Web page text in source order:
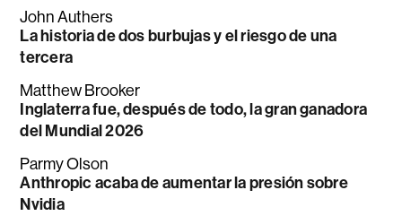
John Authers
La historia de dos burbujas y el riesgo de una
tercera
Matthew Brooker
Inglaterra fue, después de todo, la gran ganadora
del Mundial 2026
Parmy Olson
Anthropic acaba de aumentar la presión sobre
Nvidia